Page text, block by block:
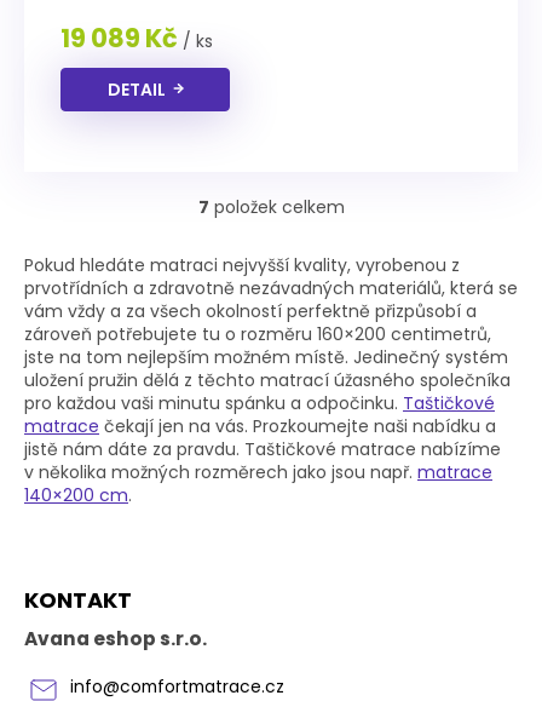
19 089 Kč / ks
DETAIL
O
l
á
d
a
c
í
p
r
v
k
7 položek celkem
Pokud hledáte matraci nejvyšší kvality, vyrobenou z
prvotřídních a zdravotně nezávadných materiálů, která se
vám vždy a za všech okolností perfektně přizpůsobí a
zároveň potřebujete tu o rozměru 160×200 centimetrů,
jste na tom nejlepším možném místě. Jedinečný systém
uložení pružin dělá z těchto matrací úžasného společníka
pro každou vaši minutu spánku a odpočinku. Taštičkové
matrace čekají jen na vás. Prozkoumejte naši nabídku a
jistě nám dáte za pravdu. Taštičkové matrace nabízíme
v několika možných rozměrech jako jsou např. matrace
140×200 cm.
KONTAKT
Avana eshop s.r.o.
info@comfortmatrace.cz